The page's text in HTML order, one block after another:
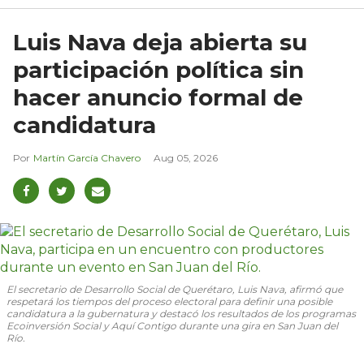
Luis Nava deja abierta su
participación política sin
hacer anuncio formal de
candidatura
Martín García Chavero Aug 05, 2026
El secretario de Desarrollo Social de Querétaro, Luis Nava, afirmó que
respetará los tiempos del proceso electoral para definir una posible
candidatura a la gubernatura y destacó los resultados de los programas
Ecoinversión Social y Aquí Contigo durante una gira en San Juan del
Río.